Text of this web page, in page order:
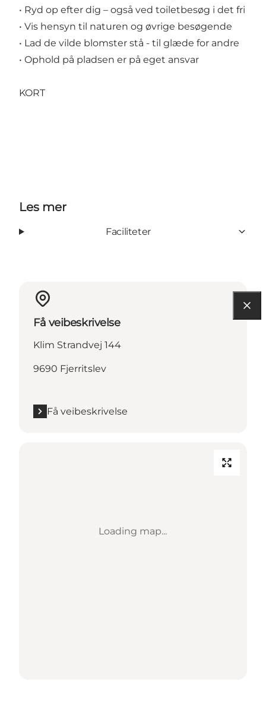
• Ryd op efter dig – også ved toiletbesøg i det fri
• Vis hensyn til naturen og øvrige besøgende
• Lad de vilde blomster stå - til glæde for andre
• Ophold på pladsen er på eget ansvar
KORT
Les mer
Faciliteter
Få veibeskrivelse
Klim Strandvej 144
9690 Fjerritslev
Få veibeskrivelse
Loading map...